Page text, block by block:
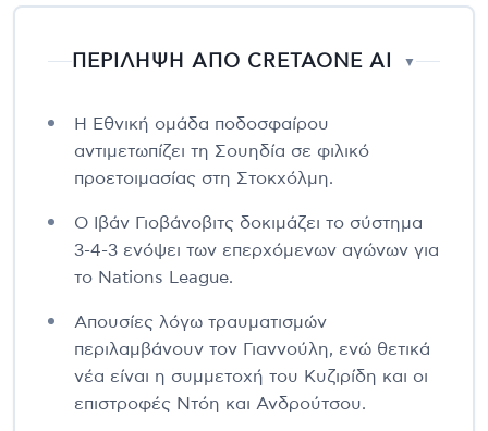
ΠΕΡΙΛΗΨΗ ΑΠΟ CRETAONE AI ▼
Η Εθνική ομάδα ποδοσφαίρου
αντιμετωπίζει τη Σουηδία σε φιλικό
προετοιμασίας στη Στοκχόλμη.
Ο Ιβάν Γιοβάνοβιτς δοκιμάζει το σύστημα
3-4-3 ενόψει των επερχόμενων αγώνων για
το Nations League.
Απουσίες λόγω τραυματισμών
περιλαμβάνουν τον Γιαννούλη, ενώ θετικά
νέα είναι η συμμετοχή του Κυζιρίδη και οι
επιστροφές Ντόη και Ανδρούτσου.